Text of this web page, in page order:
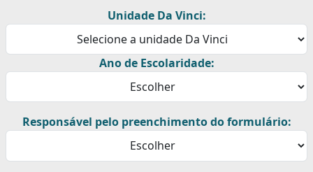
Unidade Da Vinci:
Ano de Escolaridade:
Responsável pelo preenchimento do formulário: